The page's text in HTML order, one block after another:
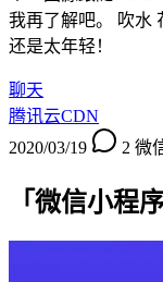
我再了解吧。 吹水
还是太年轻！
聊天
腾讯云CDN
2020/03/19
2 微
「微信小程